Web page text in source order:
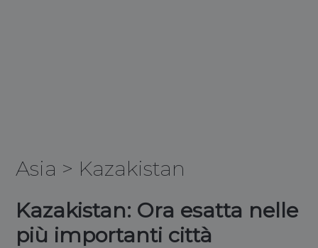
Asia > Kazakistan
Kazakistan: Ora esatta nelle
più importanti città